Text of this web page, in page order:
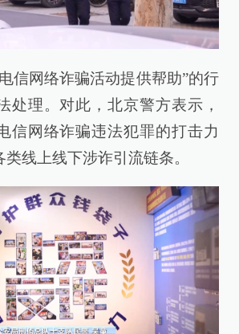
信网络诈骗活动提供帮助”的行
处理。对此，北京警方表示，
信网络诈骗违法犯罪的打击力
线上线下涉诈引流链条。